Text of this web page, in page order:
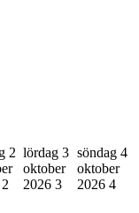
2
2
lördag 3
oktober
2026 3
söndag 4
oktober
2026 4